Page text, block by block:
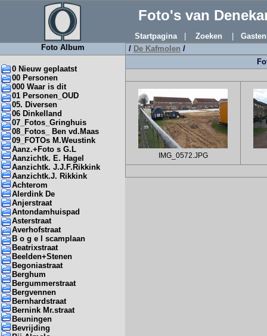
Foto's van
Startpagina| Zoeken
Foto Album
0 Nieuw geplaatst
00 Personen
000 Waar is dit
01 Personen_OUD
05. Diversen
06 Dinkelland
07_Fotos_Gringhuis
08_Fotos_ Ben vd.Maas
09_FOTOs M.Weustink
Aanz.+Foto s G.L
Aanzichtk. E. Hagel
Aanzichtk. J.J.F.Rikkink
Aanzichtk.J. Rikkink
Achterom
Alerdink De
Anjerstraat
Antondamhuispad
Asterstraat
Averhofstraat
B o g e l scamplaan
Beatrixstraat
Beelden+Stenen
Begoniastraat
Berghum
Bergummerstraat
Bergvennen
Bernhardstraat
Bernink Mr.straat
Beuningen
Bevrijding
/ De Kafmolen /
IMG_0572.JPG